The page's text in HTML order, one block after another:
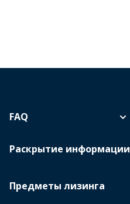
Предметы лизинга
FAQ
Раскрытие информации